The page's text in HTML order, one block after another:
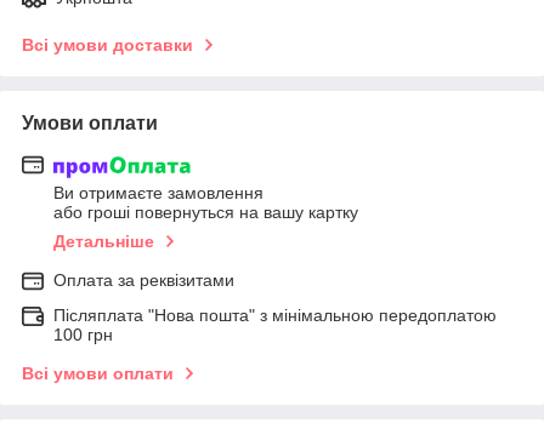
Всі умови доставки
Умови оплати
Ви отримаєте замовлення
або гроші повернуться на вашу картку
Детальніше
Оплата за реквізитами
Післяплата "Нова пошта" з мінімальною передоплатою
100 грн
Всі умови оплати